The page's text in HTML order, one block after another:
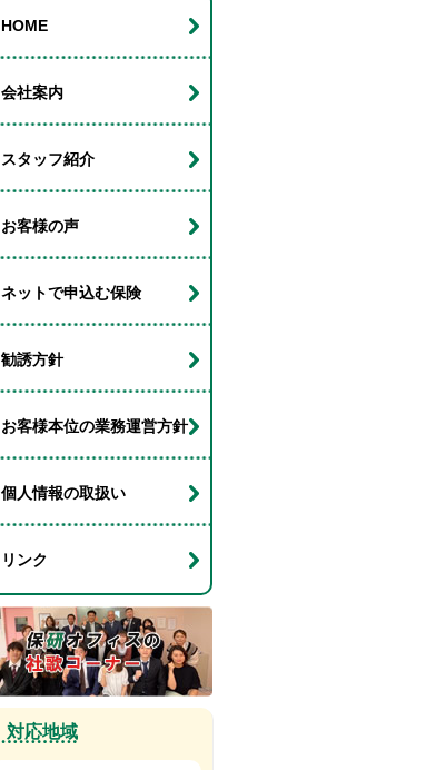
HOME
会社案内
スタッフ紹介
お客様の声
ネットで申込む保険
勧誘方針
お客様本位の業務運営方針
個人情報の取扱い
リンク
対応地域